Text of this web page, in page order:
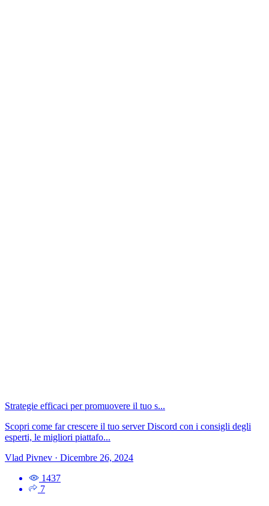
Strategie efficaci per promuovere il tuo s...
Scopri come far crescere il tuo server Discord con i consigli degli
esperti, le migliori piattafo...
Vlad Pivnev · Dicembre 26, 2024
1437
7